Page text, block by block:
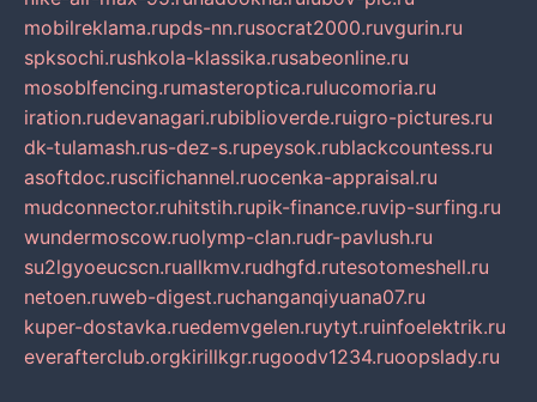
mobilreklama.rupds-nn.rusocrat2000.ruvgurin.ru
spksochi.rushkola-klassika.rusabeonline.ru
mosoblfencing.rumasteroptica.rulucomoria.ru
iration.rudevanagari.rubiblioverde.ruigro-pictures.ru
dk-tulamash.rus-dez-s.rupeysok.rublackcountess.ru
asoftdoc.ruscifichannel.ruocenka-appraisal.ru
mudconnector.ruhitstih.rupik-finance.ruvip-surfing.ru
wundermoscow.ruolymp-clan.rudr-pavlush.ru
su2lgyoeucscn.ruallkmv.rudhgfd.rutesotomeshell.ru
netoen.ruweb-digest.ruchanganqiyuana07.ru
kuper-dostavka.ruedemvgelen.ruytyt.ruinfoelektrik.ru
everafterclub.orgkirillkgr.rugoodv1234.ruoopslady.ru